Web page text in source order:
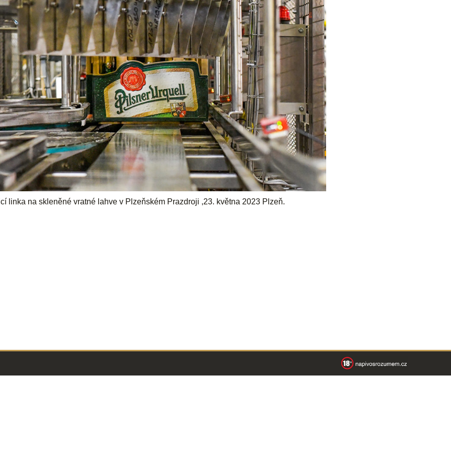
linka na skleněné vratné lahve v Plzeňském Prazdroji ,23. května 2023 Plzeň.